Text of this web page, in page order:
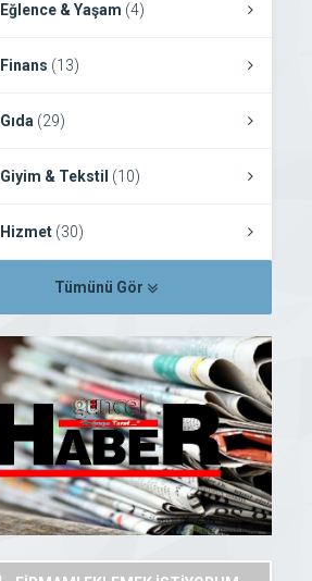
Eğlence & Yaşam (4)
Finans (13)
Gıda (29)
Giyim & Tekstil (10)
Hizmet (30)
Tümünü Gör